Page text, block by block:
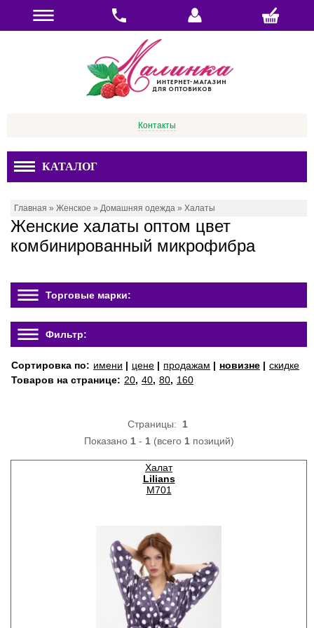
Контакты
КАТАЛОГ
Главная » Женское » Домашняя одежда » Халаты
Женские халаты оптом цвет
комбинированный микрофибра
Торговые марки:
Фильтр:
Сортировка по: имени | цене | продажам | новизне | скидке
Товаров на странице: 20, 40, 80, 160
Страницы: 1
Показано 1- 1(всего 1позиций)
Халат
Lilians
M701